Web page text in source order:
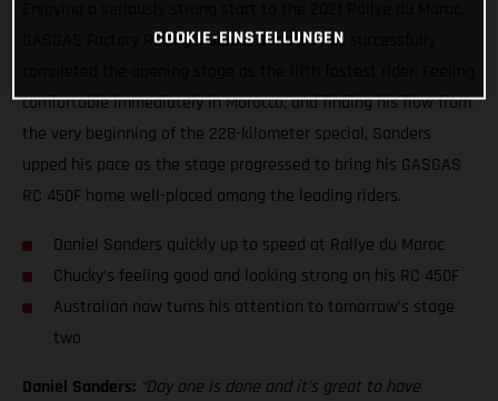
GASGAS Factory Racing’s Daniel Sanders has successfully
comfortable immediately in Morocco, and finding his flow from
the very beginning of the 228-kilometer special, Sanders
upped his pace as the stage progressed to bring his GASGAS
RC 450F home well-placed among the leading riders.
Daniel Sanders quickly up to speed at Rallye du Maroc
Chucky’s feeling good and looking strong on his RC 450F
Australian now turns his attention to tomorrow’s stage
two
Daniel Sanders: “Day one is done and it’s great to have
COOKIE-EINSTELLUNGEN